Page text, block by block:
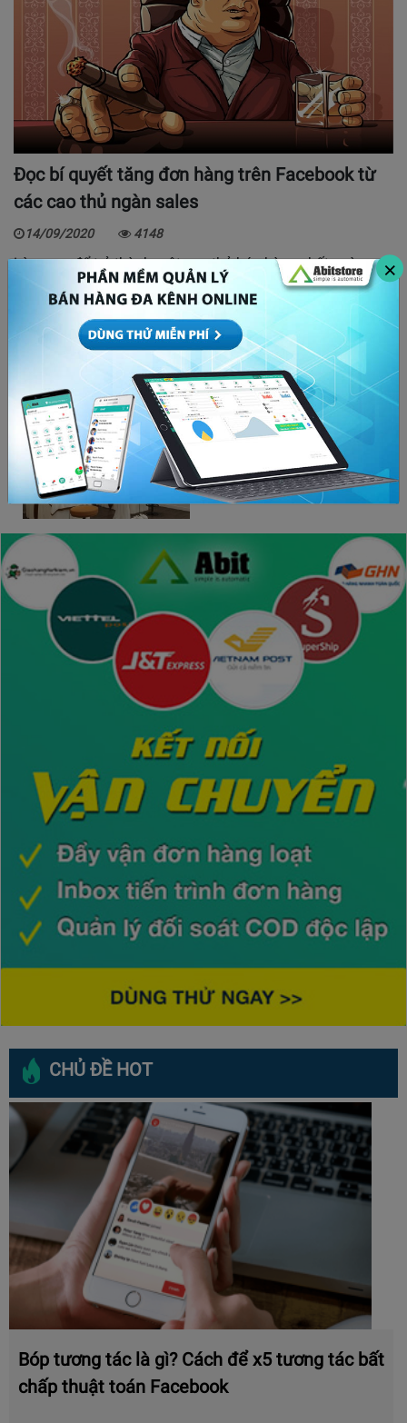
×
Đọc bí quyết tăng đơn hàng trên Facebook từ
các cao thủ ngàn sales
14/09/2020 4148
Làm sao để trở thành một cao thủ bán hàng chốt ngàn
đơn? Thị trường online như chiến trường, kẻ thắng…
Nhập hàng “vô tư” với
những địa điểm bán
hoa tươi…
13/05/2020
Các ngành nghề kinh
doanh ở Việt Nam
(NHỎ và ONLINE)…
07/05/2020
CHỦ ĐỀ HOT
Bóp tương tác là gì? Cách để x5 tương tác bất
chấp thuật toán Facebook